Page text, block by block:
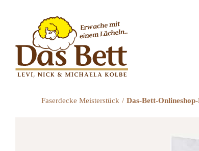
Faserdecke Meisterstück Das-Bett-